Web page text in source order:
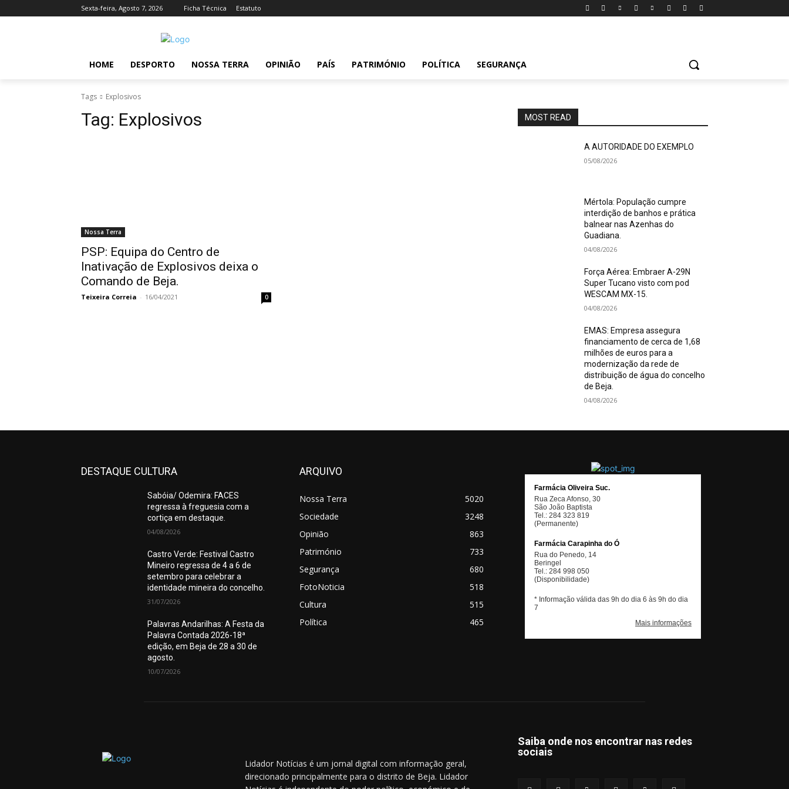
Sexta-feira, Agosto 7, 2026 Ficha Técnica Estatuto
HOME DESPORTO NOSSA TERRA OPINIÃO PAÍS PATRIMÓNIO POLÍTICA SEGURANÇA
Tags Explosivos
Tag: Explosivos
Nossa Terra
PSP: Equipa do Centro de
Inativação de Explosivos deixa o
Comando de Beja.
Teixeira Correia - 16/04/2021 0
MOST READ
A AUTORIDADE DO EXEMPLO
05/08/2026
Mértola: População cumpre
interdição de banhos e prática
balnear nas Azenhas do
Guadiana.
04/08/2026
Força Aérea: Embraer A-29N
Super Tucano visto com pod
WESCAM MX-15.
04/08/2026
EMAS: Empresa assegura
financiamento de cerca de 1,68
milhões de euros para a
modernização da rede de
distribuição de água do concelho
de Beja.
04/08/2026
DESTAQUE CULTURA
Sabóia/ Odemira: FACES
regressa à freguesia com a
cortiça em destaque.
04/08/2026
Castro Verde: Festival Castro
Mineiro regressa de 4 a 6 de
setembro para celebrar a
identidade mineira do concelho.
31/07/2026
Palavras Andarilhas: A Festa da
Palavra Contada 2026-18ª
edição, em Beja de 28 a 30 de
agosto.
10/07/2026
ARQUIVO
Nossa Terra
5020
Sociedade
3248
Opinião
863
Património
733
Segurança
680
FotoNoticia
518
Cultura
515
Política
465
Lidador Notícias é um jornal digital com informação geral,
direcionado principalmente para o distrito de Beja. Lidador
Saiba onde nos encontrar nas redes
sociais